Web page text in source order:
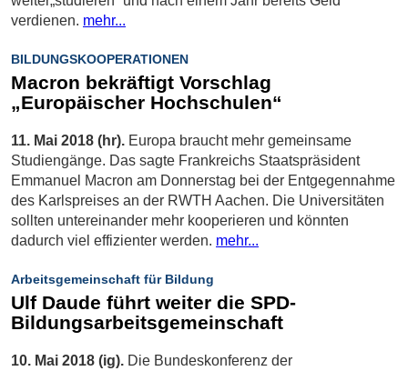
verdienen. mehr...
BILDUNGSKOOPERATIONEN
Macron bekräftigt Vorschlag
„Europäischer Hochschulen“
11. Mai 2018 (hr). Europa braucht mehr gemeinsame
Studiengänge. Das sagte Frankreichs Staatspräsident
Emmanuel Macron am Donnerstag bei der Entgegennahme
des Karlspreises an der RWTH Aachen. Die Universitäten
sollten untereinander mehr kooperieren und könnten
dadurch viel effizienter werden. mehr...
Arbeitsgemeinschaft für Bildung
Ulf Daude führt weiter die SPD-
Bildungsarbeitsgemeinschaft
10. Mai 2018 (ig). Die Bundeskonferenz der